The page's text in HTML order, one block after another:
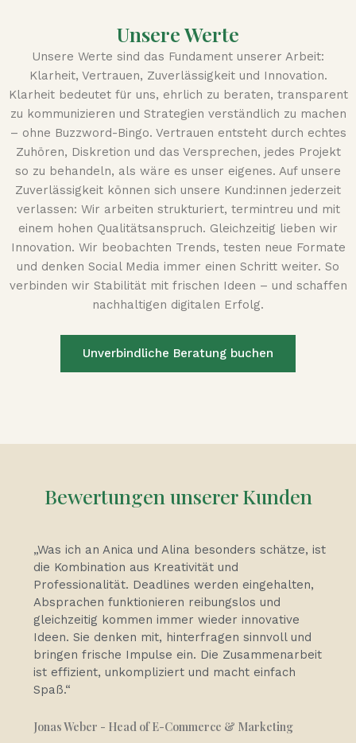
Unsere Werte
Unsere Werte sind das Fundament unserer Arbeit:
Klarheit, Vertrauen, Zuverlässigkeit und Innovation.
Klarheit bedeutet für uns, ehrlich zu beraten, transparent
zu kommunizieren und Strategien verständlich zu machen
– ohne Buzzword-Bingo. Vertrauen entsteht durch echtes
Zuhören, Diskretion und das Versprechen, jedes Projekt
so zu behandeln, als wäre es unser eigenes. Auf unsere
Zuverlässigkeit können sich unsere Kund:innen jederzeit
verlassen: Wir arbeiten strukturiert, termintreu und mit
einem hohen Qualitätsanspruch. Gleichzeitig lieben wir
Innovation. Wir beobachten Trends, testen neue Formate
und denken Social Media immer einen Schritt weiter. So
verbinden wir Stabilität mit frischen Ideen – und schaffen
nachhaltigen digitalen Erfolg.
Unverbindliche Beratung buchen
Bewertungen unserer Kunden
„Was ich an Anica und Alina besonders schätze, ist
die Kombination aus Kreativität und
Professionalität. Deadlines werden eingehalten,
Absprachen funktionieren reibungslos und
gleichzeitig kommen immer wieder innovative
Ideen. Sie denken mit, hinterfragen sinnvoll und
bringen frische Impulse ein. Die Zusammenarbeit
ist effizient, unkompliziert und macht einfach
Spaß.“
Jonas Weber - Head of E-Commerce & Marketing